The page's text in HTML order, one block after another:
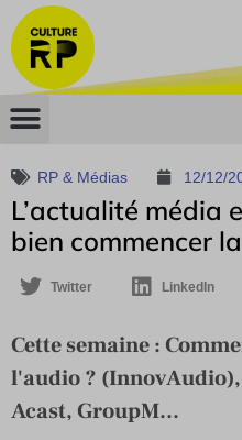
RP & Médias 12/12/
L’actualité média
bien commencer
Twitter LinkedIn
Cette semaine :
l'audio ?
Acast, GroupM...